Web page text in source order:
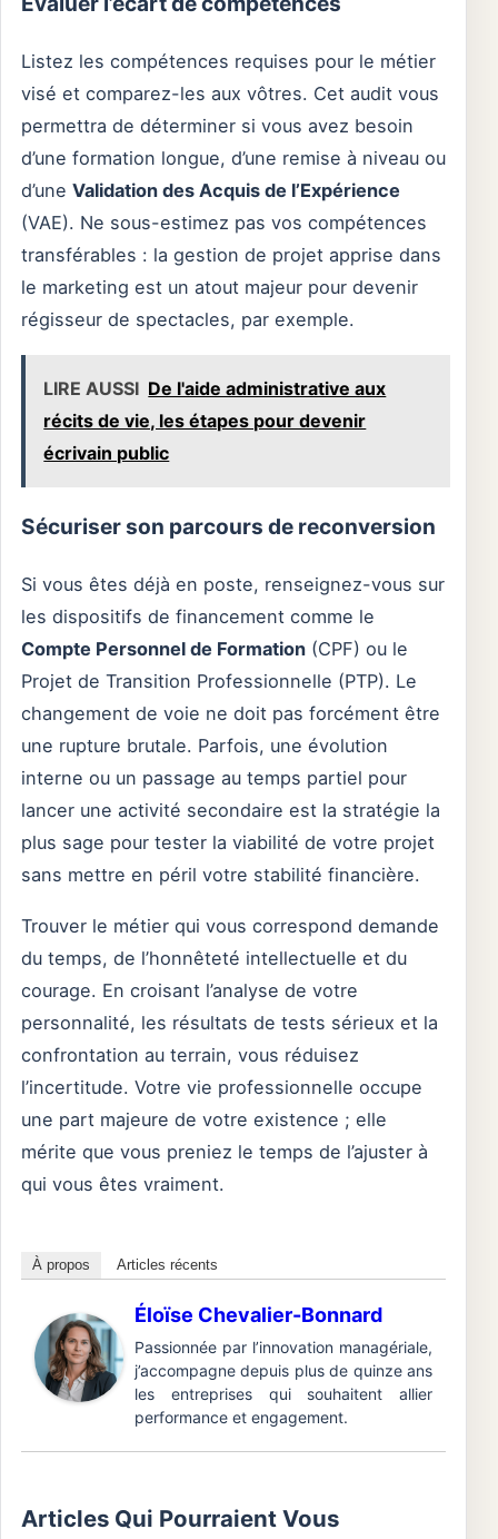
Listez les compétences requises pour le métier
visé et comparez-les aux vôtres. Cet audit vous
permettra de déterminer si vous avez besoin
d’une formation longue, d’une remise à niveau ou
d’une Validation des Acquis de l’Expérience
(VAE). Ne sous-estimez pas vos compétences
transférables : la gestion de projet apprise dans
le marketing est un atout majeur pour devenir
régisseur de spectacles, par exemple.
LIRE AUSSI De l'aide administrative aux
récits de vie, les étapes pour devenir
écrivain public
Sécuriser son parcours de reconversion
Si vous êtes déjà en poste, renseignez-vous sur
les dispositifs de financement comme le
Compte Personnel de Formation (CPF) ou le
Projet de Transition Professionnelle (PTP). Le
changement de voie ne doit pas forcément être
une rupture brutale. Parfois, une évolution
interne ou un passage au temps partiel pour
lancer une activité secondaire est la stratégie la
plus sage pour tester la viabilité de votre projet
sans mettre en péril votre stabilité financière.
Trouver le métier qui vous correspond demande
du temps, de l’honnêteté intellectuelle et du
courage. En croisant l’analyse de votre
personnalité, les résultats de tests sérieux et la
confrontation au terrain, vous réduisez
l’incertitude. Votre vie professionnelle occupe
une part majeure de votre existence ; elle
mérite que vous preniez le temps de l’ajuster à
qui vous êtes vraiment.
À propos Articles récents
Éloïse Chevalier-Bonnard
Passionnée par l’innovation managériale,
j’accompagne depuis plus de quinze ans
les entreprises qui souhaitent allier
performance et engagement.
Articles Qui Pourraient Vous